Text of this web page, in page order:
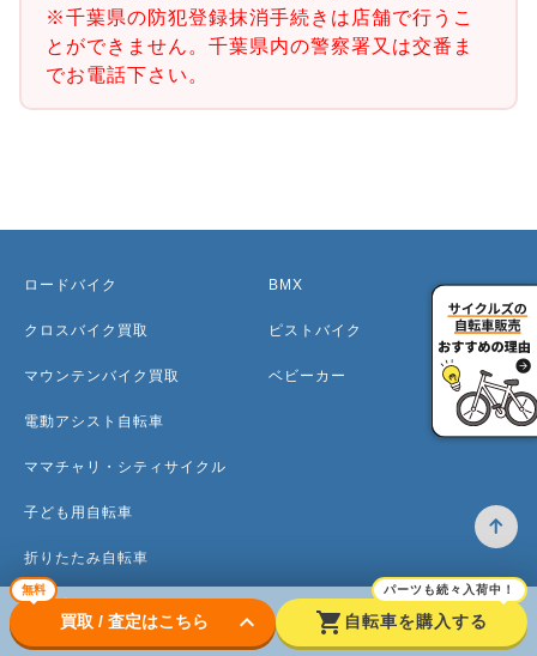
※千葉県の防犯登録抹消手続きは店舗で行うこ
とができません。千葉県内の警察署又は交番ま
でお電話下さい。
無料
買取 / 査定はこちら keyboard_arrow_down shopping_cart
パーツも続々入荷中！
自転車を購入する
ロードバイク
クロスバイク買取
マウンテンバイク買取
電動アシスト自転車
ママチャリ・シティサイクル
子ども用自転車
折りたたみ自転車
ミニベロ
BMX
ピストバイク
ベビーカー